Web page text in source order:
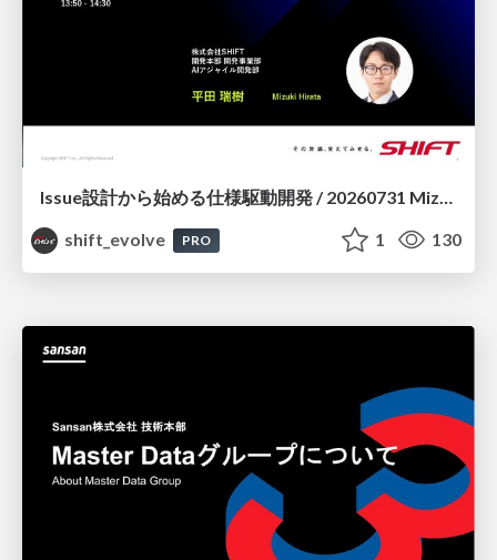
Issue設計から始める仕様駆動開発 / 20260731 Mizuki Hirata
shift_evolve
PRO 1 130